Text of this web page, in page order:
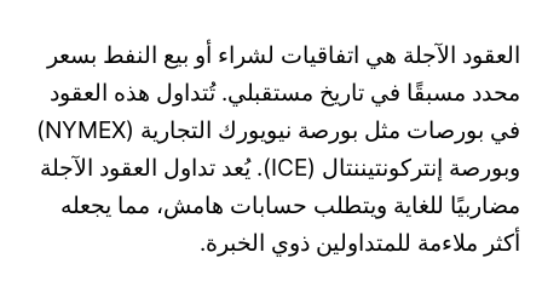
العقود الآجلة هي اتفاقيات لشراء أو بيع النفط بسعر
محدد مسبقًا في تاريخ مستقبلي. تُتداول هذه العقود
في بورصات مثل بورصة نيويورك التجارية (NYMEX)
وبورصة إنتركونتيننتال (ICE). يُعد تداول العقود الآجلة
مضاربيًا للغاية ويتطلب حسابات هامش، مما يجعله
أكثر ملاءمة للمتداولين ذوي الخبرة.